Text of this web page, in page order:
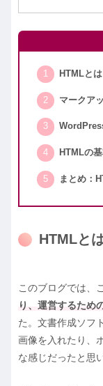
HTMLとは
マークア
HTMLの
まとめ：
HTMLと
このブログでは、
り、運営するため
た。文書作成ソフ
画像を入れたり、
な感じだったと思